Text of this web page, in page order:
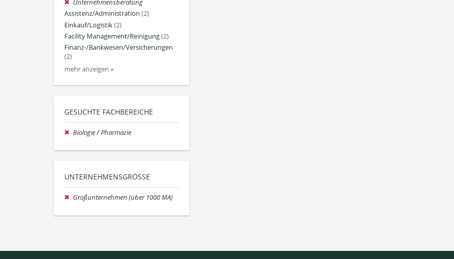
Unternehmensberatung
Assistenz/Administration (2)
Einkauf/Logistik(2)
Facility Management/Reinigung(2)
Finanz-/Bankwesen/Versicherungen
(2)
mehr anzeigen »
GESUCHTE FACHBEREICHE
Biologie / Pharmazie
UNTERNEHMENSGRÖSSE
Großunternehmen (über 1000 MA)